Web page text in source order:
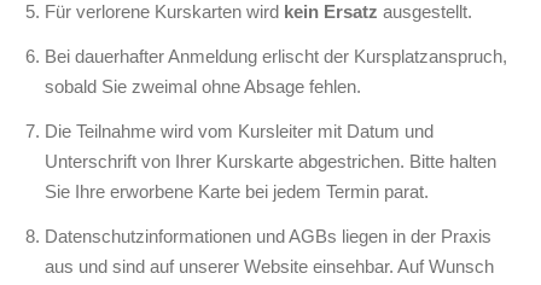
Für verlorene Kurskarten wird kein Ersatz ausgestellt.
Bei dauerhafter Anmeldung erlischt der Kursplatzanspruch,
sobald Sie zweimal ohne Absage fehlen.
Die Teilnahme wird vom Kursleiter mit Datum und
Unterschrift von Ihrer Kurskarte abgestrichen. Bitte halten
Sie Ihre erworbene Karte bei jedem Termin parat.
Datenschutzinformationen und AGBs liegen in der Praxis
aus und sind auf unserer Website einsehbar. Auf Wunsch